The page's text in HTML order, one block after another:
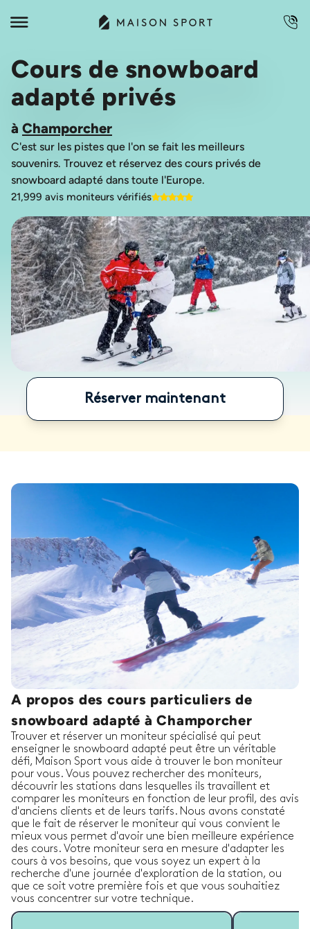
Cours de snowboard
adapté privés
à Champorcher
C'est sur les pistes que l'on se fait les meilleurs
souvenirs. Trouvez et réservez des cours privés de
21,999 avis moniteurs vérifiés
Réserver maintenant
A propos des cours particuliers de
snowboard adapté à Champorcher
Trouver et réserver un moniteur spécialisé qui peut
enseigner le snowboard adapté peut être un véritable
défi, Maison Sport vous aide à trouver le bon moniteur
pour vous. Vous pouvez rechercher des moniteurs,
découvrir les stations dans lesquelles ils travaillent et
comparer les moniteurs en fonction de leur profil, des avis
d'anciens clients et de leurs tarifs. Nous avons constaté
que le fait de réserver le moniteur qui vous convient le
mieux vous permet d'avoir une bien meilleure expérience
des cours. Votre moniteur sera en mesure d'adapter les
cours à vos besoins, que vous soyez un expert à la
recherche d'une journée d'exploration de la station, ou
que ce soit votre première fois et que vous souhaitiez
vous concentrer sur votre technique.